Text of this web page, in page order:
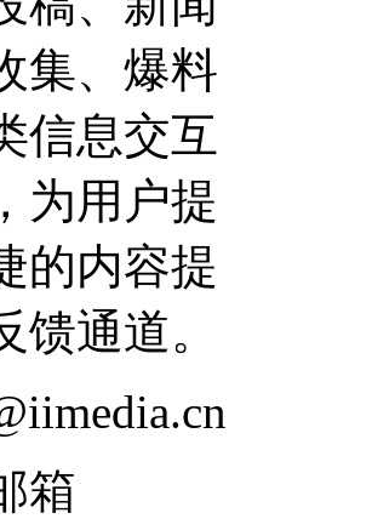
集、爆料
信息交互
为用户提
的内容提
馈通道。
箱